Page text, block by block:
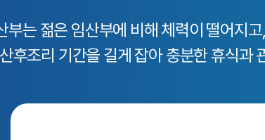
는 젊은 임산부에 비해 체력이 떨어지
후조리 기간을 길게 잡아 충분한 휴식과